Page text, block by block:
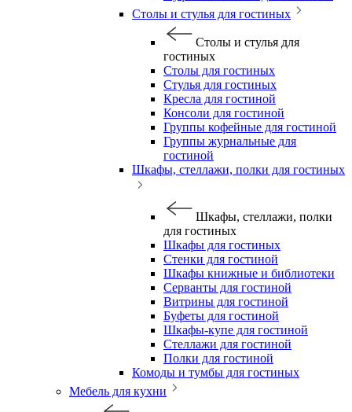
Столы и стулья для гостиных
Столы и стулья для
гостиных
Столы для гостиных
Стулья для гостиных
Кресла для гостиной
Консоли для гостиной
Группы кофейные для гостиной
Группы журнальные для
гостиной
Шкафы, стеллажи, полки для гостиных
Шкафы, стеллажи, полки
для гостиных
Шкафы для гостиных
Стенки для гостиной
Шкафы книжные и библиотеки
Серванты для гостиной
Витрины для гостиной
Буфеты для гостиной
Шкафы-купе для гостиной
Стеллажи для гостиной
Полки для гостиной
Комоды и тумбы для гостиных
Мебель для кухни